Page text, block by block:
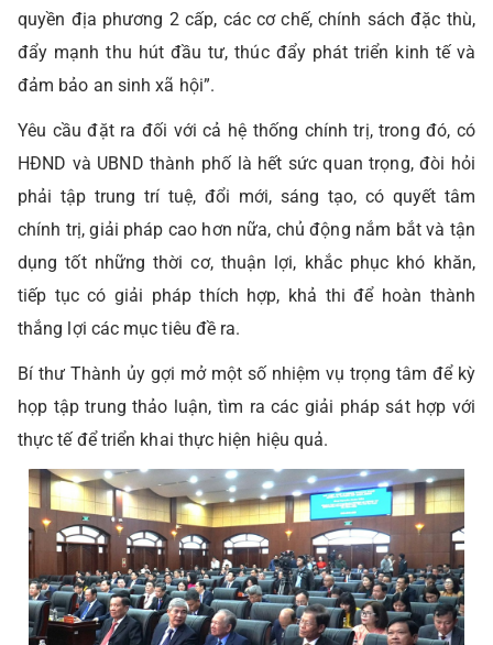
quyền địa phương 2 cấp, các cơ chế, chính sách đặc thù,
đẩy mạnh thu hút đầu tư, thúc đẩy phát triển kinh tế và
đảm bảo an sinh xã hội”.
Yêu cầu đặt ra đối với cả hệ thống chính trị, trong đó, có
HĐND và UBND thành phố là hết sức quan trọng, đòi hỏi
phải tập trung trí tuệ, đổi mới, sáng tạo, có quyết tâm
chính trị, giải pháp cao hơn nữa, chủ động nắm bắt và tận
dụng tốt những thời cơ, thuận lợi, khắc phục khó khăn,
tiếp tục có giải pháp thích hợp, khả thi để hoàn thành
thắng lợi các mục tiêu đề ra.
Bí thư Thành ủy gợi mở một số nhiệm vụ trọng tâm để kỳ
họp tập trung thảo luận, tìm ra các giải pháp sát hợp với
thực tế để triển khai thực hiện hiệu quả.